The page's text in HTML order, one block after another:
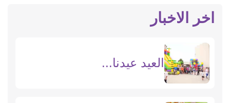
اخر الاخبار
العيد عيدنا...